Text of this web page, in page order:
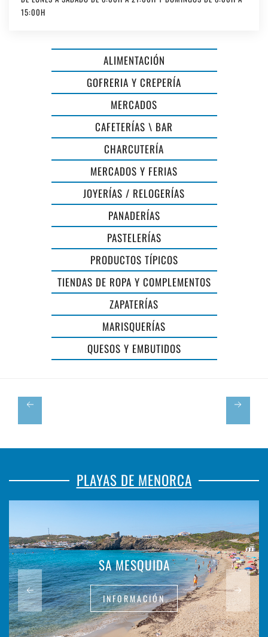
15:00H
ALIMENTACIÓN
GOFRERIA Y CREPERÍA
MERCADOS
CAFETERÍAS \ BAR
CHARCUTERÍA
MERCADOS Y FERIAS
JOYERÍAS / RELOGERÍAS
PANADERÍAS
PASTELERÍAS
PRODUCTOS TÍPICOS
TIENDAS DE ROPA Y COMPLEMENTOS
ZAPATERÍAS
MARISQUERÍAS
QUESOS Y EMBUTIDOS
SA
PLAÇA
MERCAT
DE
PROXIMITAT
DE
PLAYAS DE MENORCA
SA MESQUIDA
INFORMACIÓN